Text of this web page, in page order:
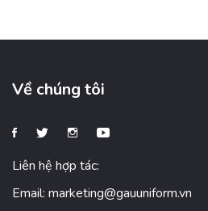
Về chúng tôi
Liên hệ hợp tác:
Email: marketing@gauuniform.vn